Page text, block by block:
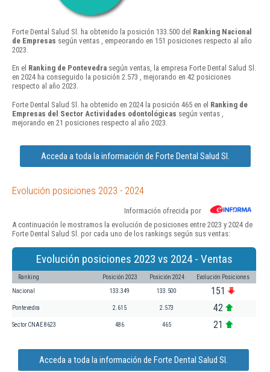
Forte Dental Salud Sl. ha obtenido la posición 133.500 del Ranking Nacional
de Empresas según ventas , empeorando en 151 posiciones respecto al año
2023.
En el Ranking de Pontevedra según ventas, la empresa Forte Dental Salud Sl.
en 2024 ha conseguido la posición 2.573 , mejorando en 42 posiciones
respecto al año 2023.
Forte Dental Salud Sl. ha obtenido en 2024 la posición 465 en el Ranking de
Empresas del Sector Actividades odontológicas según ventas ,
mejorando en 21 posiciones respecto al año 2023.
Acceda a toda la información de Forte Dental Salud Sl.
Evolución posiciones 2023 - 2024
Información ofrecida por
A continuación le mostramos la evolución de posiciones entre 2023 y 2024 de
Forte Dental Salud Sl. por cada uno de los rankings según sus ventas:
Evolución posiciones 2023 vs 2024 - Ventas
Ranking Posición 2023 Posición 2024 Evolución Posiciones
Nacional 133.349 133.500 151
Pontevedra 2.615 2.573 42
Sector CNAE 8623 486 465 21
Acceda a toda la información de Forte Dental Salud Sl.